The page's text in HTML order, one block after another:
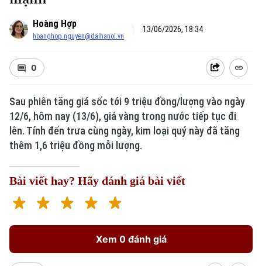
Hoàng Hợp
hoanghop.nguyen@daihanoi.vn
13/06/2026, 18:34
0
Sau phiên tăng giá sốc tới 9 triệu đồng/lượng vào ngày
12/6, hôm nay (13/6), giá vàng trong nước tiếp tục đi
lên. Tính đến trưa cùng ngày, kim loại quý này đã tăng
thêm 1,6 triệu đồng mỗi lượng.
Bài viết hay? Hãy đánh giá bài viết
Xem 0 đánh giá